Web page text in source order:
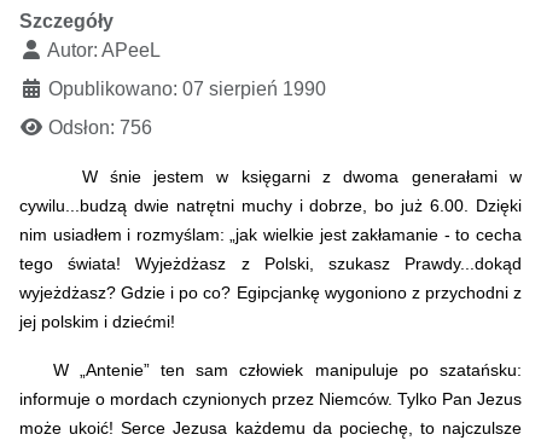
Szczegóły
Autor: APeeL
Opublikowano: 07 sierpień 1990
Odsłon: 756
W śnie jestem w księgarni z dwoma generałami w
cywilu...budzą dwie natrętni muchy i dobrze, bo już 6.00. Dzięki
nim usiadłem i rozmyślam: „jak wielkie jest zakłamanie - to cecha
tego świata! Wyjeżdżasz z Polski, szukasz Prawdy...dokąd
wyjeżdżasz? Gdzie i po co? Egipcjankę wygoniono z przychodni z
jej polskim i dziećmi!
W „Antenie” ten sam człowiek manipuluje po szatańsku:
informuje o mordach czynionych przez Niemców. Tylko Pan Jezus
może ukoić! Serce Jezusa każdemu da pociechę, to najczulsze